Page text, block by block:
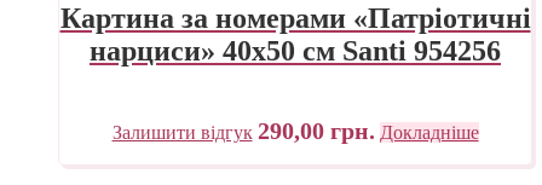
Картина за номерами «Патріотичні
нарциси» 40х50 см Santi 954256
Залишити відгук 290,00 грн. Докладніше